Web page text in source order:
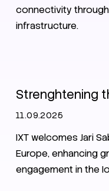
connectivity
infrastructure.
Strenghtening
11.09.2025
IXT welcomes Jari
Europe, enhancing
engagement in the